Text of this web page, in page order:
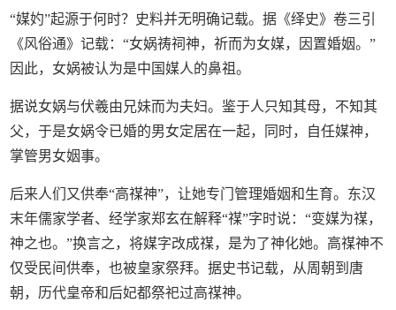
“媒妁”起源于何时？史料并无明确记载。据《绎史》卷三引
《风俗通》记载：“女娲祷祠神，祈而为女媒，因置婚姻。”
因此，女娲被认为是中国媒人的鼻祖。
据说女娲与伏羲由兄妹而为夫妇。鉴于人只知其母，不知其
父，于是女娲令已婚的男女定居在一起，同时，自任媒神，
掌管男女姻事。
后来人们又供奉“高禖神”，让她专门管理婚姻和生育。东汉
末年儒家学者、经学家郑玄在解释“禖”字时说：“变媒为禖，
神之也。”换言之，将媒字改成禖，是为了神化她。高禖神不
仅受民间供奉，也被皇家祭拜。据史书记载，从周朝到唐
朝，历代皇帝和后妃都祭祀过高禖神。